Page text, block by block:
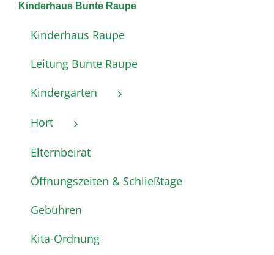
Kinderhaus Bunte Raupe
Kinderhaus Raupe
Leitung Bunte Raupe
Kindergarten
Hort
Elternbeirat
Öffnungszeiten & Schließtage
Gebühren
Kita-Ordnung